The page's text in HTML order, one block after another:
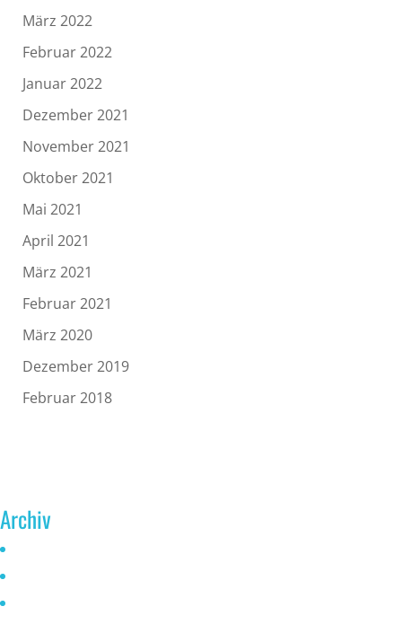
März 2022
Februar 2022
Januar 2022
Dezember 2021
November 2021
Oktober 2021
Mai 2021
April 2021
März 2021
Februar 2021
März 2020
Dezember 2019
Februar 2018
Archiv